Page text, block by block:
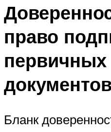
право
первичных
документов
Бланк